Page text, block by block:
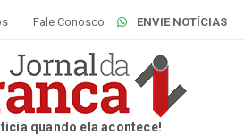
Fale Conosco ENVIE NOTÍCIAS
quando ela acontece!